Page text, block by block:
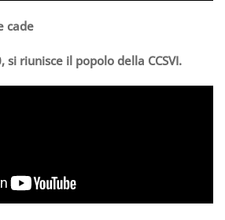
cade
riunisce il popolo della CCSVI.